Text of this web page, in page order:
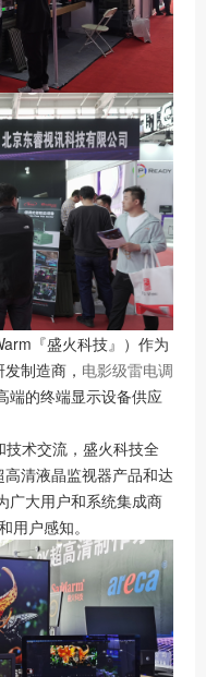
『盛火科技』）作为
发制造商， 电影级雷电调
端的终端显示设备供应
术交流，盛火科技全
清液晶监视器产品和达
广大用户和系统集成商
户感知。